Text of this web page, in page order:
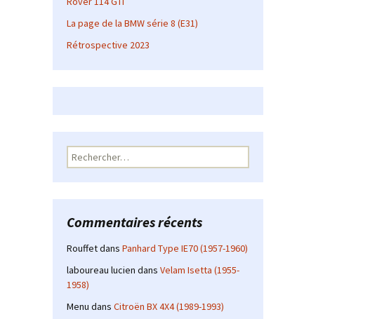
La page de la BMW série 8 (E31)
Rétrospective 2023
Rechercher :
Commentaires récents
Rouffetdans Panhard Type IE70 (1957-1960)
laboureau lucien dans Velam Isetta (1955-
1958)
Menu dans Citroën BX 4X4 (1989-1993)